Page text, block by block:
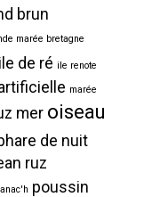
brun
marée bretagne
ile de ré ile renote
marée
mer oiseau
de nuit
ruz
poussin